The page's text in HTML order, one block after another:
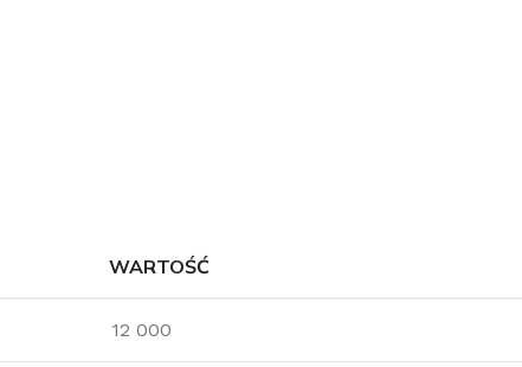
WARTOŚĆ
12 000